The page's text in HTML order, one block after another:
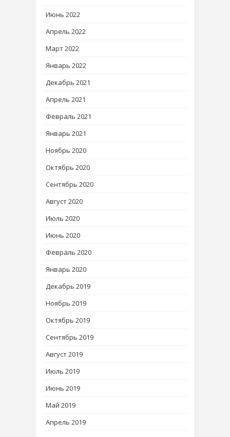
Июнь 2022
Апрель 2022
Март 2022
Январь 2022
Декабрь 2021
Апрель 2021
Февраль 2021
Январь 2021
Ноябрь 2020
Октябрь 2020
Сентябрь 2020
Август 2020
Июль 2020
Июнь 2020
Февраль 2020
Январь 2020
Декабрь 2019
Ноябрь 2019
Октябрь 2019
Сентябрь 2019
Август 2019
Июль 2019
Июнь 2019
Май 2019
Апрель 2019